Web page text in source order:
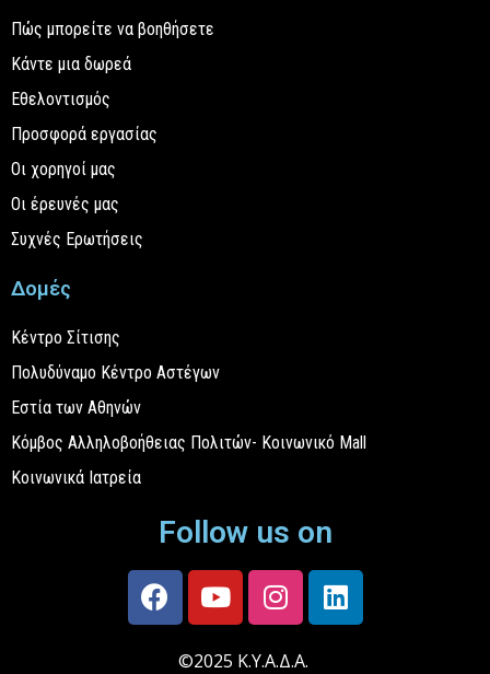
Πώς μπορείτε να βοηθήσετε
Κάντε μια δωρεά
Εθελοντισμός
Προσφορά εργασίας
Οι χορηγοί μας
Οι έρευνές μας
Συχνές Ερωτήσεις
Δομές
Κέντρο Σίτισης
Πολυδύναμο Κέντρο Αστέγων
Εστία των Αθηνών
Κόμβος Αλληλοβοήθειας Πολιτών- Κοινωνικό Mall
Κοινωνικά Ιατρεία
Follow us on
©2025 Κ.Υ.Α.Δ.Α.